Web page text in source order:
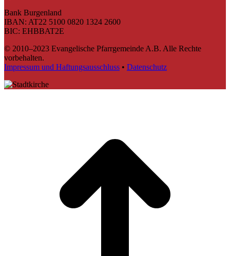
Bank Burgenland
IBAN: AT22 5100 0820 1324 2600
BIC: EHBBAT2E
© 2010–2023 Evangelische Pfarrgemeinde A.B. Alle Rechte
vorbehalten.
Impressum und Haftungsausschluss • Datenschutz